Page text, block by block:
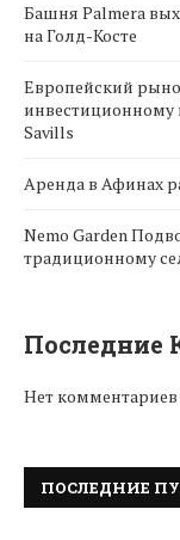
Башня Palmera
на Голд-Косте
Европейский
инвестиционному
Savills
Аренда в Афинах
Nemo Garden
традиционному
Последние
Нет
ПОСЛЕДНИЕ